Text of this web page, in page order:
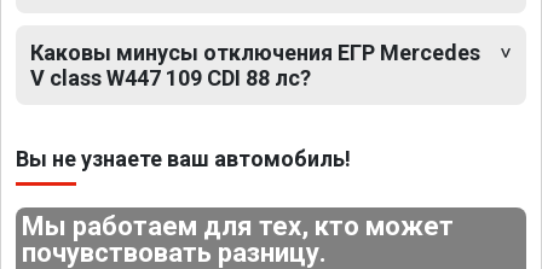
Каковы минусы отключения ЕГР Mercedes
V class W447 109 CDI 88 лс?
Вы не узнаете ваш автомобиль!
Мы работаем для тех, кто может
почувствовать разницу.